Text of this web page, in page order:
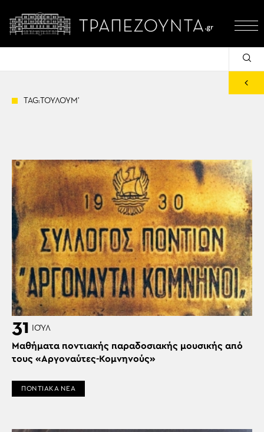
TAG:ΤΟΥΛΟΥΜ’
31 ΙΟΎΛ
Μαθήματα ποντιακής παραδοσιακής μουσικής από
τους «Αργοναύτες-Κομνηνούς»
ΠΟΝΤΙΑΚΑ ΝΕΑ